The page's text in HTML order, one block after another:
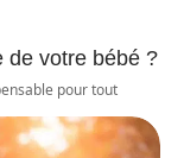
de votre bébé ?
pour tout